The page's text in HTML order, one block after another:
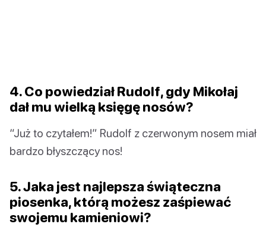
4. Co powiedział Rudolf, gdy Mikołaj
dał mu wielką księgę nosów?
“Już to czytałem!” Rudolf z czerwonym nosem miał
bardzo błyszczący nos!
5. Jaka jest najlepsza świąteczna
piosenka, którą możesz zaśpiewać
swojemu kamieniowi?